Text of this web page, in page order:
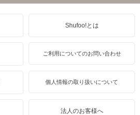
Shufoo!とは
ご利用についてのお問い合わせ
個人情報の取り扱いについて
法人のお客様へ